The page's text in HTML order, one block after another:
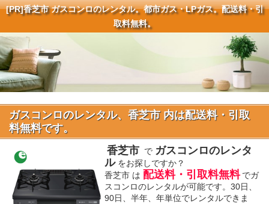
[PR]香芝市 ガスコンロのレンタル。都市ガス・LPガス。配送料・引
取料無料。
ガスコンロのレンタル、香芝市 内は配送料・引取
料無料です。
香芝市 で ガスコンロのレンタ
ル をお探しですか？
香芝市 は 配送料・引取料無料 でガ
スコンロのレンタルが可能です。30日、
90日、半年、年単位でレンタルできま